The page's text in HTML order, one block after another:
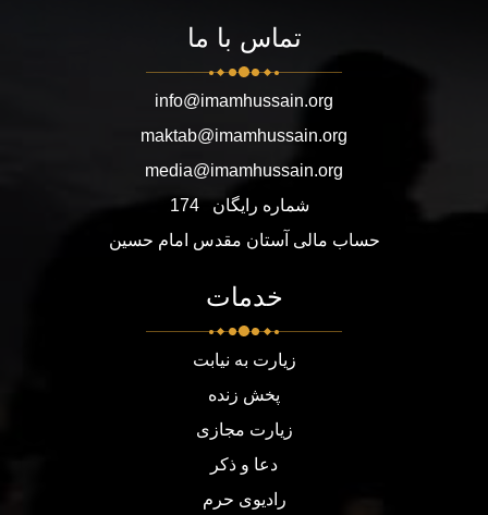
تماس با ما
info@imamhussain.org
maktab@imamhussain.org
media@imamhussain.org
شماره رایگان
174
حساب مالی آستان مقدس امام حسین
خدمات
زیارت به نیابت
پخش زنده
زیارت مجازی
دعا و ذکر
رادیوی حرم